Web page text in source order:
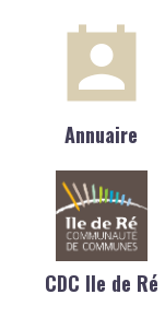
Annuaire
CDC Ile de Ré